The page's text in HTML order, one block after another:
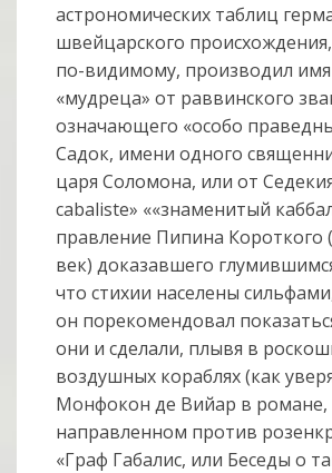
астрономических таблиц
швейцарского
по-видимому, производил имя
«мудреца» от раввинского
означающего «особо
Садок, имени одного
царя Соломона, или от
cabaliste» ««знаменитый
правление Пипина Короткого
век) доказавшего
что стихии населены
он порекомендовал
они и сделали, плывя в
воздушных кораблях (как
Монфокон де Вийар в романе,
направленном против
«Граф Габалис, или Беседы о